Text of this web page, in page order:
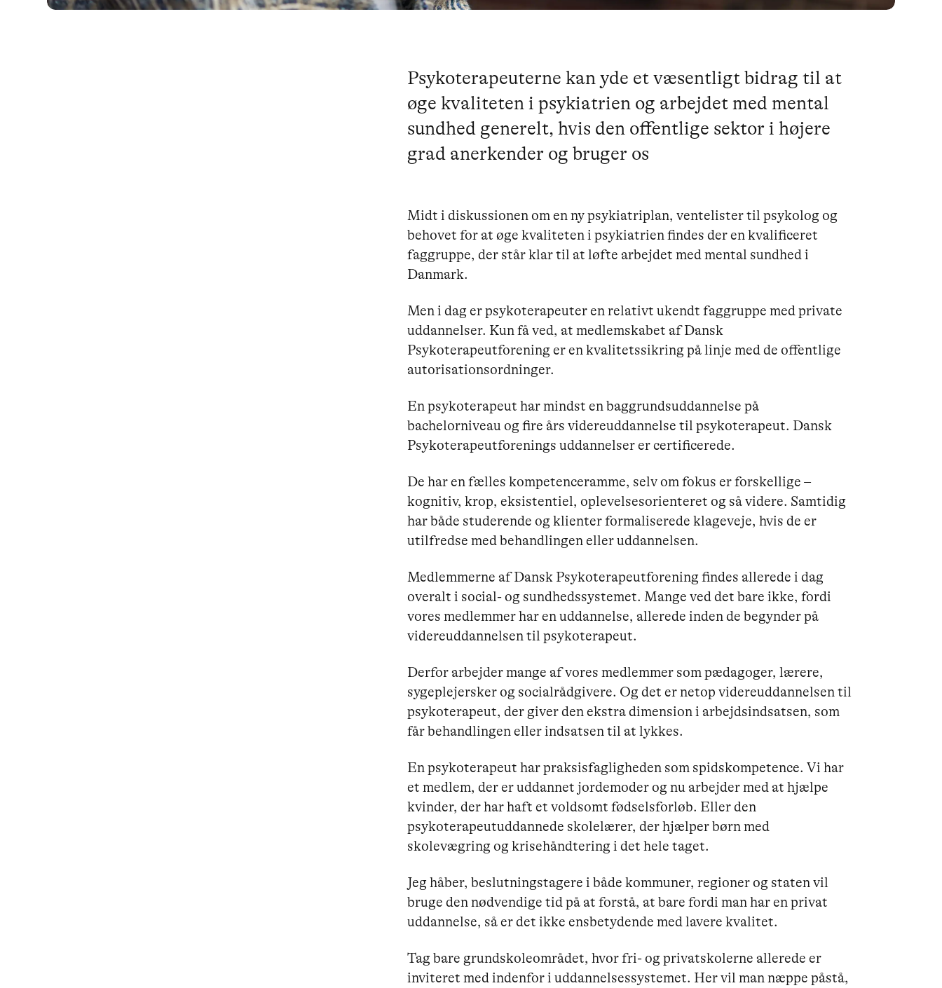
Psykoterapeuterne kan yde et væsentligt bidrag til at
øge kvaliteten i psykiatrien og arbejdet med mental
sundhed generelt, hvis den offentlige sektor i højere
grad anerkender og bruger os
Midt i diskussionen om en ny psykiatriplan, ventelister til psykolog og
behovet for at øge kvaliteten i psykiatrien findes der en kvalificeret
faggruppe, der står klar til at løfte arbejdet med mental sundhed i
Danmark.
Men i dag er psykoterapeuter en relativt ukendt faggruppe med private
uddannelser. Kun få ved, at medlemskabet af Dansk
Psykoterapeutforening er en kvalitetssikring på linje med de offentlige
autorisationsordninger.
En psykoterapeut har mindst en baggrundsuddannelse på
bachelorniveau og fire års videreuddannelse til psykoterapeut. Dansk
Psykoterapeutforenings uddannelser er certificerede.
De har en fælles kompetenceramme, selv om fokus er forskellige –
kognitiv, krop, eksistentiel, oplevelsesorienteret og så videre. Samtidig
har både studerende og klienter formaliserede klageveje, hvis de er
utilfredse med behandlingen eller uddannelsen.
Medlemmerne af Dansk Psykoterapeutforening findes allerede i dag
overalt i social- og sundhedssystemet. Mange ved det bare ikke, fordi
vores medlemmer har en uddannelse, allerede inden de begynder på
videreuddannelsen til psykoterapeut.
Derfor arbejder mange af vores medlemmer som pædagoger, lærere,
sygeplejersker og socialrådgivere. Og det er netop videreuddannelsen til
psykoterapeut, der giver den ekstra dimension i arbejdsindsatsen, som
får behandlingen eller indsatsen til at lykkes.
En psykoterapeut har praksisfagligheden som spidskompetence. Vi har
et medlem, der er uddannet jordemoder og nu arbejder med at hjælpe
kvinder, der har haft et voldsomt fødselsforløb. Eller den
psykoterapeutuddannede skolelærer, der hjælper børn med
skolevægring og krisehåndtering i det hele taget.
Jeg håber, beslutningstagere i både kommuner, regioner og staten vil
bruge den nødvendige tid på at forstå, at bare fordi man har en privat
uddannelse, så er det ikke ensbetydende med lavere kvalitet.
Tag bare grundskoleområdet, hvor fri- og privatskolerne allerede er
inviteret med indenfor i uddannelsessystemet. Her vil man næppe påstå,